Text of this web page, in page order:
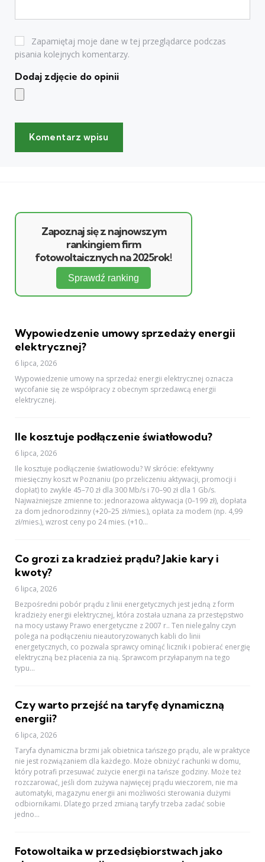
Zapamiętaj moje dane w tej przeglądarce podczas
pisania kolejnych komentarzy.
Dodaj zdjęcie do opinii
Zapoznaj się z najnowszym
rankingiem firm
fotowoltaicznych na 2025rok!
Sprawdź ranking
Wypowiedzenie umowy sprzedaży energii
elektrycznej?
6 lipca, 2026
Wypowiedzenie umowy na sprzedaż energii elektrycznej oznacza
wycofanie się ze współpracy z obecnym sprzedawcą energii
elektrycznej.
Ile kosztuje podłączenie światłowodu?
6 lipca, 2026
Ile kosztuje podłączenie światłowodu? W skrócie: efektywny
miesięczny koszt w Poznaniu (po przeliczeniu aktywacji, promocji i
dopłat) to zwykle 45–70 zł dla 300 Mb/s i 70–90 zł dla 1 Gb/s.
Najważniejsze zmienne to: jednorazowa aktywacja (0–199 zł), dopłata
za dom jednorodzinny (+20–25 zł/mies.), opłata za modem (np. 4,99
zł/mies.), wzrost ceny po 24 mies. (+10...
Co grozi za kradzież prądu? Jakie kary i
kwoty?
6 lipca, 2026
Bezpośredni pobór prądu z linii energetycznych jest jedną z form
kradzieży energii elektrycznej, która została uznana za przestępstwo
na mocy ustawy Prawo energetyczne z 2007 r.. Ten nielegalny czyn
polega na podłączeniu nieautoryzowanych kabli do linii
energetycznych, co pozwala sprawcy ominąć licznik i pobierać energię
elektryczną bez płacenia za nią. Sprawcom przyłapanym na tego
typu...
Czy warto przejść na taryfę dynamiczną
energii?
6 lipca, 2026
Taryfa dynamiczna brzmi jak obietnica tańszego prądu, ale w praktyce
nie jest rozwiązaniem dla każdego. Może obniżyć rachunki w domu,
który potrafi przesuwać zużycie energii na tańsze godziny. Może też
rozczarować, jeśli dom zużywa najwięcej prądu wieczorem, nie ma
automatyki, magazynu energii ani możliwości sterowania dużymi
odbiornikami. Dlatego przed zmianą taryfy trzeba zadać sobie
jedno...
Fotowoltaika w przedsiębiorstwach jako